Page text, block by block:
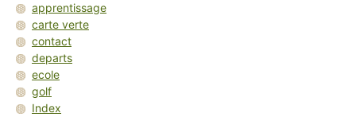
apprentissage
carte verte
contact
departs
ecole
golf
Index